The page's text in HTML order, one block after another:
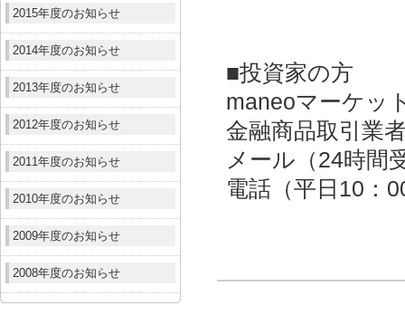
2015年度のお知らせ
2014年度のお知らせ
2013年度のお知らせ
2012年度のお知らせ
2011年度のお知らせ
2010年度のお知らせ
2009年度のお知らせ
2008年度のお知らせ
■投資家の方
maneoマーケッ
金融商品取引業
メール（24時間
電話（平日10：